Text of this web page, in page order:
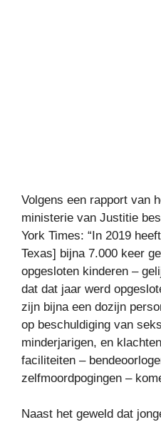
Volgens een rapport van
ministerie van Justitie
York Times: “In 2019
Texas] bijna 7.000 keer
opgesloten kinderen –
dat dat jaar werd
zijn bijna een dozijn
op beschuldiging van
minderjarigen, en
faciliteiten –
zelfmoordpogingen –
Naast het geweld dat